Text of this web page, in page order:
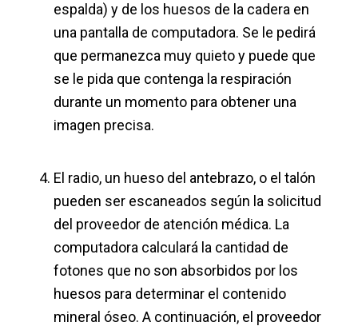
espalda) y de los huesos de la cadera en
una pantalla de computadora. Se le pedirá
que permanezca muy quieto y puede que
se le pida que contenga la respiración
durante un momento para obtener una
imagen precisa.
El radio, un hueso del antebrazo, o el talón
pueden ser escaneados según la solicitud
del proveedor de atención médica. La
computadora calculará la cantidad de
fotones que no son absorbidos por los
huesos para determinar el contenido
mineral óseo. A continuación, el proveedor